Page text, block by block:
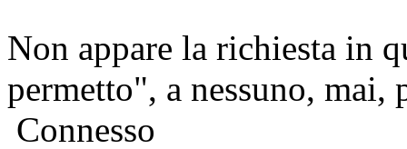
Non appare la richiesta in
permetto", a nessuno, mai,
Connesso